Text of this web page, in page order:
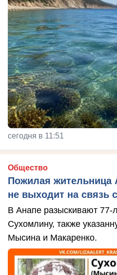
сегодня в 11:51
Общество
Пожилая жительница
не выходит на связь
В Анапе разыскивают
Сухомлину, также
Мысина и Макаренко.